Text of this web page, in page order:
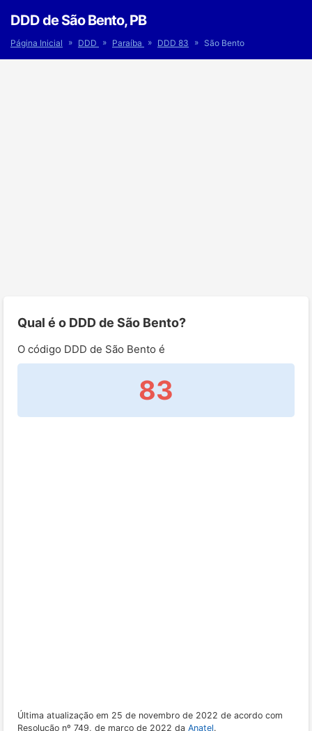
DDD de São Bento, PB
Página Inicial » DDD » Paraíba » DDD 83 » São Bento
Qual é o DDD de São Bento?
O código DDD de São Bento é
83
Última atualização em 25 de novembro de 2022 de acordo com
Resolução nº 749, de março de 2022 da Anatel.